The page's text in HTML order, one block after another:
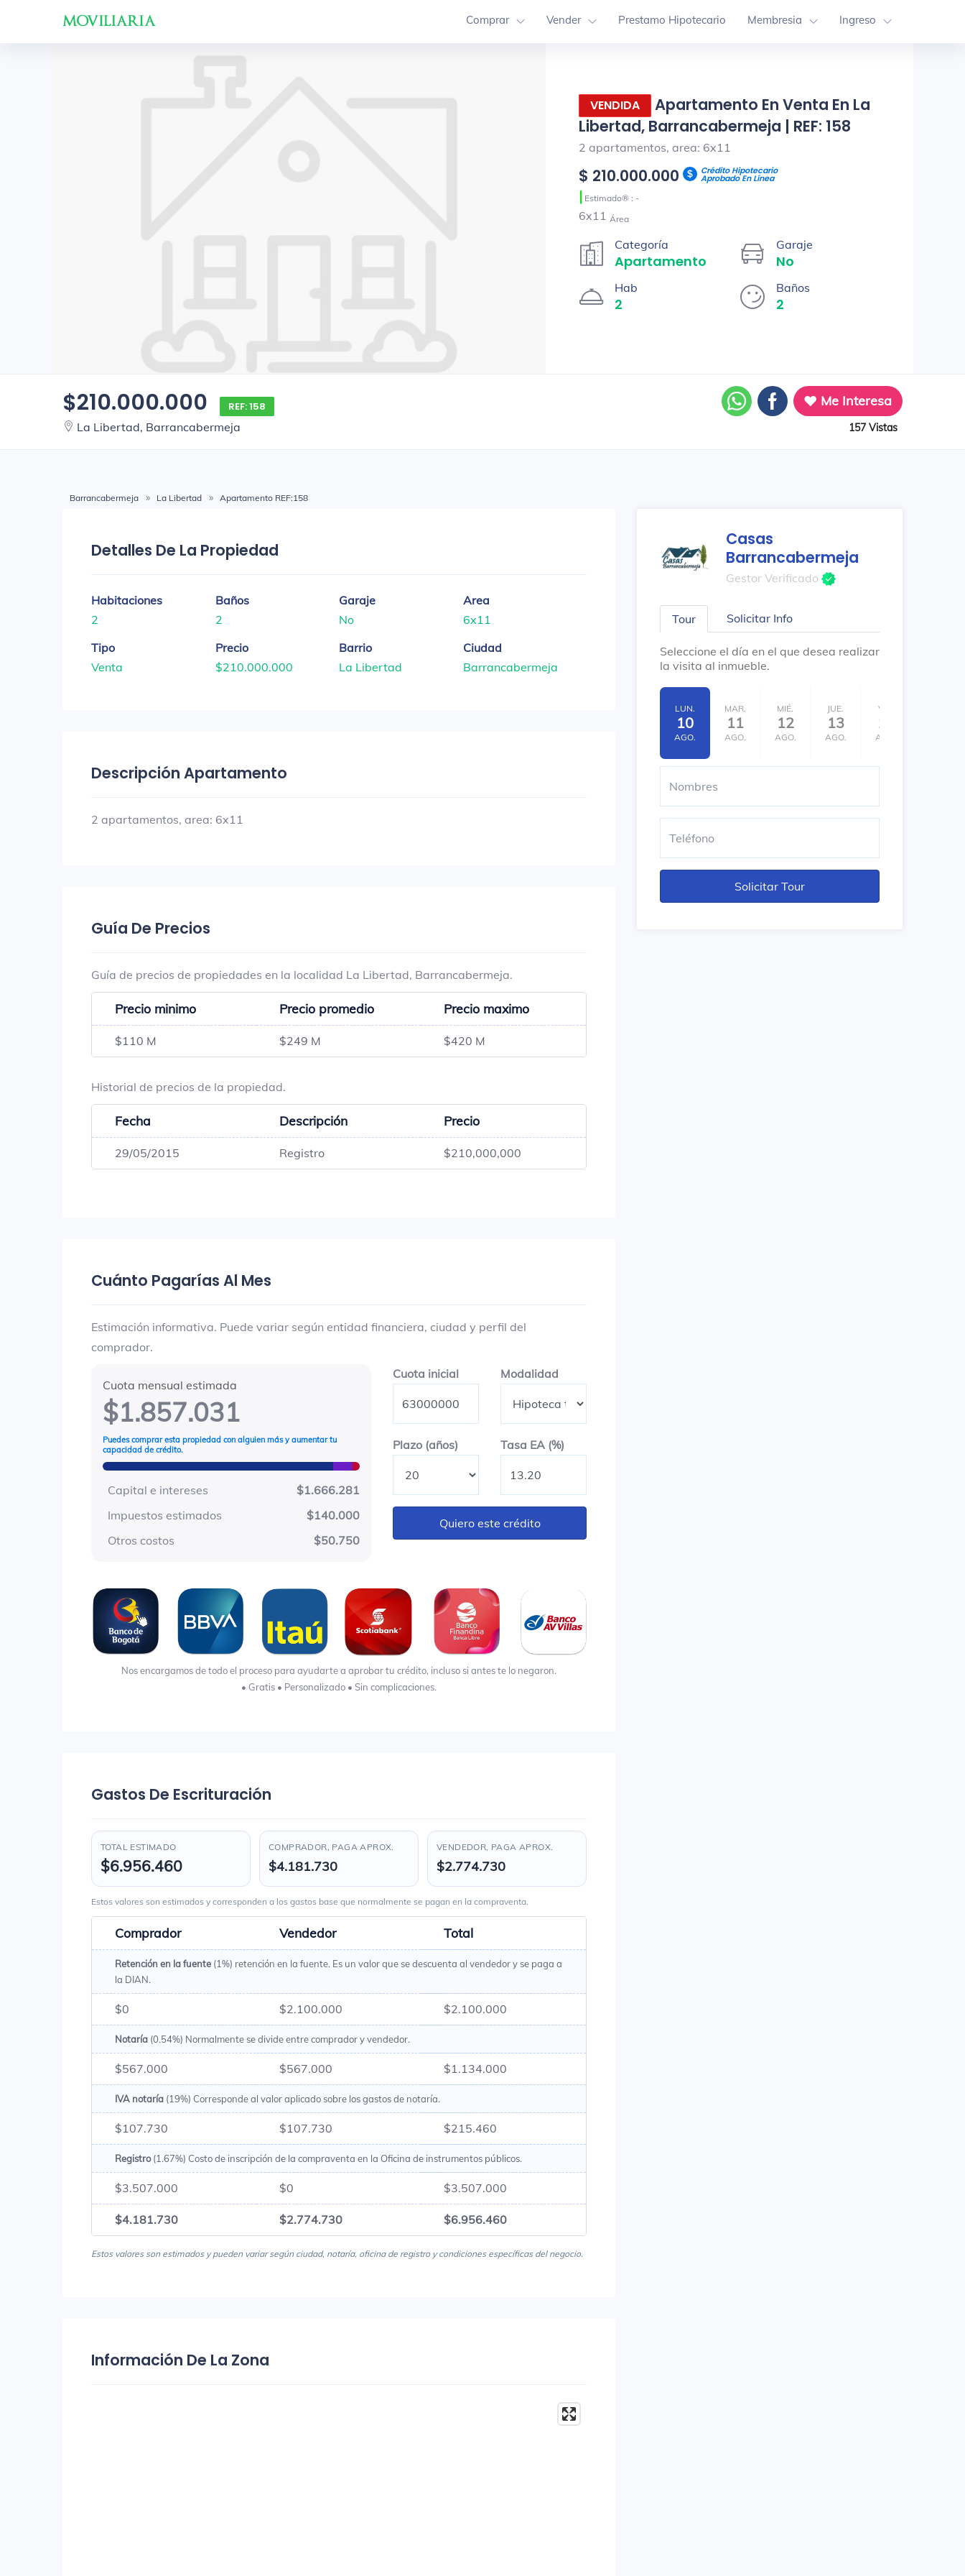
Comprar Vender Prestamo Hipotecario Membresia Ingreso
VENDIDA
Apartamento En Venta En La
Libertad, Barrancabermeja | REF: 158
2 apartamentos, area: 6x11
$ 210.000.000 Crédito Hipotecario
Aprobado En Línea
| Estimado® : -
6x11 Área
Categoría
Apartamento
Garaje
No
Hab
2
Baños
2
$210.000.000 REF: 158
La Libertad, Barrancabermeja
Me Interesa
157 Vistas
Barrancabermeja La Libertad Apartamento REF:158
Detalles De La Propiedad
Habitaciones
2
Baños
2
Garaje
No
Area
6x11
Tipo
Venta
Precio
$210.000.000
Barrio
La Libertad
Ciudad
Barrancabermeja
Descripción Apartamento
2 apartamentos, area: 6x11
Guía De Precios
Guía de precios de propiedades en la localidad La Libertad, Barrancabermeja.
Precio minimo Precio promedio Precio maximo
$110 M $249 M $420 M
Historial de precios de la propiedad.
Fecha Descripción Precio
29/05/2015 Registro $210,000,000
Cuánto Pagarías Al Mes
Estimación informativa. Puede variar según entidad financiera, ciudad y perfil del
comprador.
Cuota mensual estimada
$1.857.031
Puedes comprar esta propiedad con alguien más y aumentar tu
capacidad de crédito.
Capital e intereses
$1.666.281
Impuestos estimados
$140.000
Otros costos
$50.750
Cuota inicialCuota inicialModalidad
Plazo (años) Plazo en añosTasa EA (%)
Quiero este crédito
Nos encargamos de todo el proceso para ayudarte a aprobar tu crédito, incluso si antes te lo negaron.
• Gratis • Personalizado • Sin complicaciones.
Gastos De Escrituración
TOTAL ESTIMADO
$6.956.460
COMPRADOR, PAGA APROX.
$4.181.730
VENDEDOR, PAGA APROX.
$2.774.730
Estos valores son estimados y corresponden a los gastos base que normalmente se pagan en la compraventa.
Comprador Vendedor Total
Retención en la fuente (1%) retención en la fuente. Es un valor que se descuenta al vendedor y se paga a
la DIAN.
$0 $2.100.000 $2.100.000
Notaría (0.54%) Normalmente se divide entre comprador y vendedor.
$567.000 $567.000 $1.134.000
IVA notaría (19%) Corresponde al valor aplicado sobre los gastos de notaría.
$107.730 $107.730 $215.460
Registro(1.67%) Costo de inscripción de la compraventa en la Oficina de instrumentos públicos.
$3.507.000 $0 $3.507.000
$4.181.730 $2.774.730 $6.956.460
Estos valores son estimados y pueden variar según ciudad, notaría, oficina de registro y condiciones específicas del negocio.
Información De La Zona
Casas
Barrancabermeja
Gestor Verificado
Tour Solicitar Info
Seleccione el día en el que desea realizar
la visita al inmueble.
LUN.
10
AGO.
MAR.
11
AGO.
MIÉ.
12
AGO.
JUE.
13
AGO.
VIE.
14
AGO.